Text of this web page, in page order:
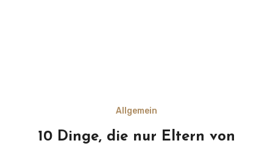
Allgemein
10 Dinge, die nur Eltern von